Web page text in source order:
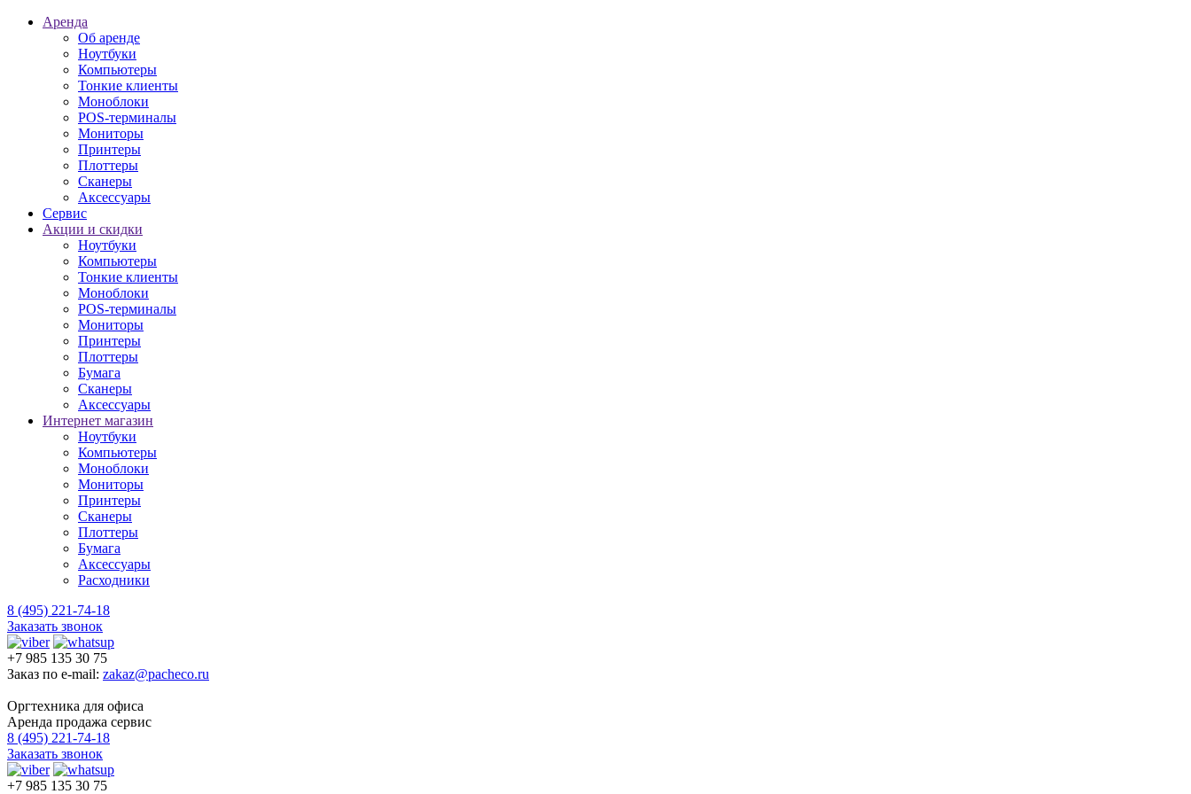
Аренда
Об аренде
Ноутбуки
Компьютеры
Тонкие клиенты
Моноблоки
POS-терминалы
Мониторы
Принтеры
Плоттеры
Сканеры
Аксессуары
Сервис
Акции и скидки
Ноутбуки
Компьютеры
Тонкие клиенты
Моноблоки
POS-терминалы
Мониторы
Принтеры
Плоттеры
Бумага
Сканеры
Аксессуары
Интернет магазин
Ноутбуки
Компьютеры
Моноблоки
Мониторы
Принтеры
Сканеры
Плоттеры
Бумага
Аксессуары
Расходники
8 (495) 221-74-18
Заказать звонок
+7 985 135 30 75
Заказ по e-mail: zakaz@pacheco.ru
Оргтехника для офиса
Аренда продажа сервис
8 (495) 221-74-18
Заказать звонок
+7 985 135 30 75